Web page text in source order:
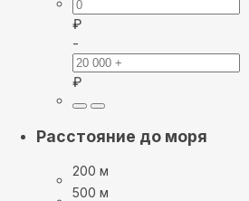
₽
-
₽
Расстояние до моря
200 м
500 м